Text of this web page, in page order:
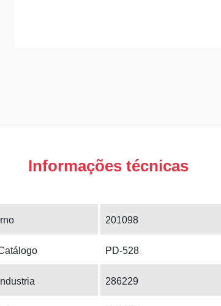
Informações técnicas
201098
PD-528
286229